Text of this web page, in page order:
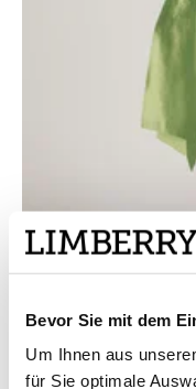
Bevor Sie mit dem
Um Ihnen aus
für Sie optimale
Hellgrünes Dirndl mit